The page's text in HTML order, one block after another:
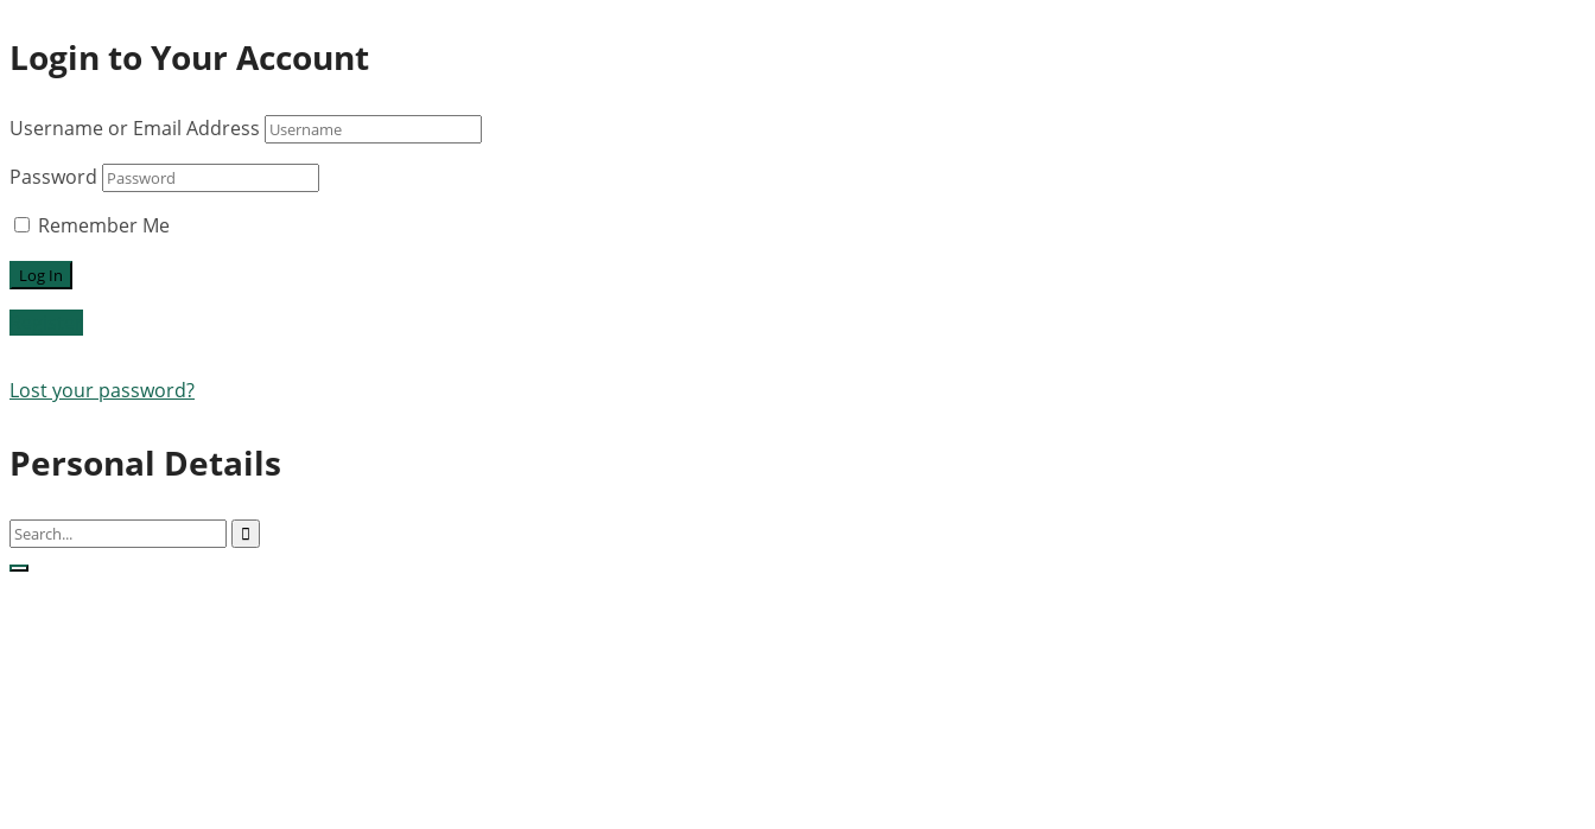
Login to Your Account
Username or Email Address
Password
Remember Me
Lost your password?
Personal Details